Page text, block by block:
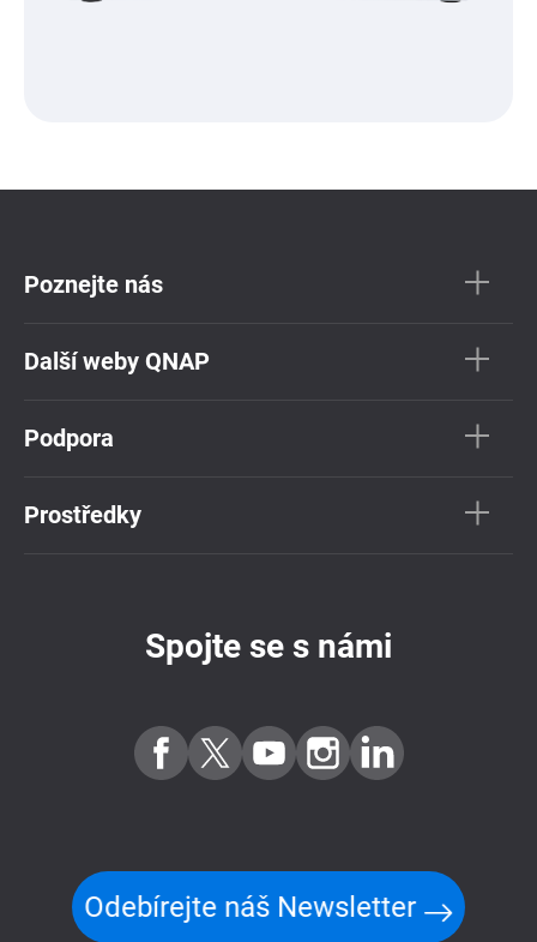
Poznejte nás
Další weby QNAP
Podpora
Prostředky
Spojte se s námi
Odebírejte náš Newsletter